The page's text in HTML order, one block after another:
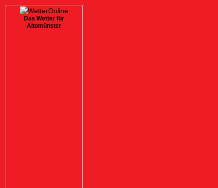
Das Wetter für
Altomünster